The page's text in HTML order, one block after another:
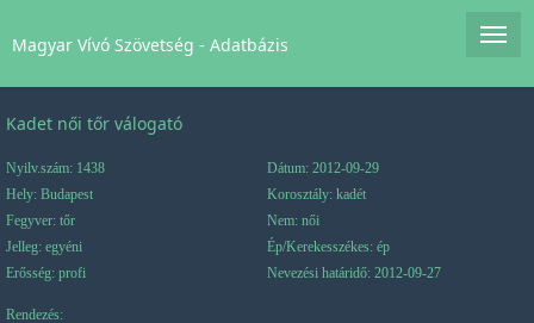
Magyar Vívó Szövetség - Adatbázis
Kadet női tőr válogató
Nyilv.szám: 1438
Dátum: 2012-09-29
Hely: Budapest
Korosztály: kadét
Fegyver: tőr
Nem: női
Jelleg: egyéni
Ép/Kerekesszékes: ép
Erősség: profi
Nevezési határidő: 2012-09-27
Rendezés: